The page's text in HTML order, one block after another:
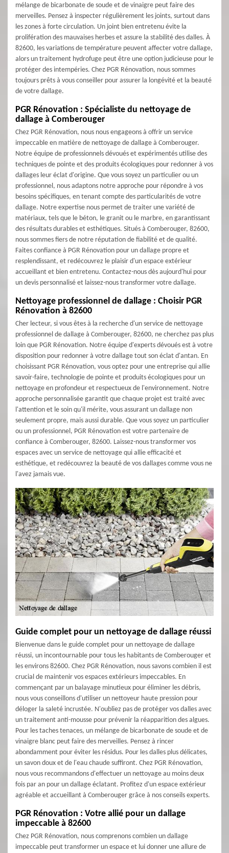
mélange de bicarbonate de soude et de vinaigre peut faire des
merveilles. Pensez à inspecter régulièrement les joints, surtout dans
les zones à forte circulation. Un joint bien entretenu évite la
prolifération des mauvaises herbes et assure la stabilité des dalles. À
82600, les variations de température peuvent affecter votre dallage,
alors un traitement hydrofuge peut être une option judicieuse pour le
protéger des intempéries. Chez PGR Rénovation, nous sommes
toujours prêts à vous conseiller pour assurer la longévité et la beauté
de votre dallage.
PGR Rénovation : Spécialiste du nettoyage de
dallage à Comberouger
Chez PGR Rénovation, nous nous engageons à offrir un service
impeccable en matière de nettoyage de dallage à Comberouger.
Notre équipe de professionnels dévoués et expérimentés utilise des
techniques de pointe et des produits écologiques pour redonner à vos
dallages leur éclat d'origine. Que vous soyez un particulier ou un
professionnel, nous adaptons notre approche pour répondre à vos
besoins spécifiques, en tenant compte des particularités de votre
dallage. Notre expertise nous permet de traiter une variété de
matériaux, tels que le béton, le granit ou le marbre, en garantissant
des résultats durables et esthétiques. Situés à Comberouger, 82600,
nous sommes fiers de notre réputation de fiabilité et de qualité.
Faites confiance à PGR Rénovation pour un dallage propre et
resplendissant, et redécouvrez le plaisir d'un espace extérieur
accueillant et bien entretenu. Contactez-nous dès aujourd'hui pour
un devis personnalisé et laissez-nous transformer votre dallage.
Nettoyage professionnel de dallage : Choisir PGR
Rénovation à 82600
Cher lecteur, si vous êtes à la recherche d'un service de nettoyage
professionnel de dallage à Comberouger, 82600, ne cherchez pas plus
loin que PGR Rénovation. Notre équipe d'experts dévoués est à votre
disposition pour redonner à votre dallage tout son éclat d'antan. En
choisissant PGR Rénovation, vous optez pour une entreprise qui allie
savoir-faire, technologie de pointe et produits écologiques pour un
nettoyage en profondeur et respectueux de l'environnement. Notre
approche personnalisée garantit que chaque projet est traité avec
l'attention et le soin qu'il mérite, vous assurant un dallage non
seulement propre, mais aussi durable. Que vous soyez un particulier
ou un professionnel, PGR Rénovation est votre partenaire de
confiance à Comberouger, 82600. Laissez-nous transformer vos
espaces avec un service de nettoyage qui allie efficacité et
esthétique, et redécouvrez la beauté de vos dallages comme vous ne
l'avez jamais vue.
Guide complet pour un nettoyage de dallage réussi
Bienvenue dans le guide complet pour un nettoyage de dallage
réussi, un incontournable pour tous les habitants de Comberouger et
les environs 82600. Chez PGR Rénovation, nous savons combien il est
crucial de maintenir vos espaces extérieurs impeccables. En
commençant par un balayage minutieux pour éliminer les débris,
nous vous conseillons d'utiliser un nettoyeur haute pression pour
déloger la saleté incrustée. N'oubliez pas de protéger vos dalles avec
un traitement anti-mousse pour prévenir la réapparition des algues.
Pour les taches tenaces, un mélange de bicarbonate de soude et de
vinaigre blanc peut faire des merveilles. Pensez à rincer
abondamment pour éviter les résidus. Pour les dalles plus délicates,
un savon doux et de l'eau chaude suffiront. Chez PGR Rénovation,
nous vous recommandons d'effectuer un nettoyage au moins deux
fois par an pour un dallage éclatant. Profitez d'un espace extérieur
agréable et accueillant à Comberouger grâce à nos conseils experts.
PGR Rénovation : Votre allié pour un dallage
impeccable à 82600
Chez PGR Rénovation, nous comprenons combien un dallage
impeccable peut transformer un espace et lui donner une allure de